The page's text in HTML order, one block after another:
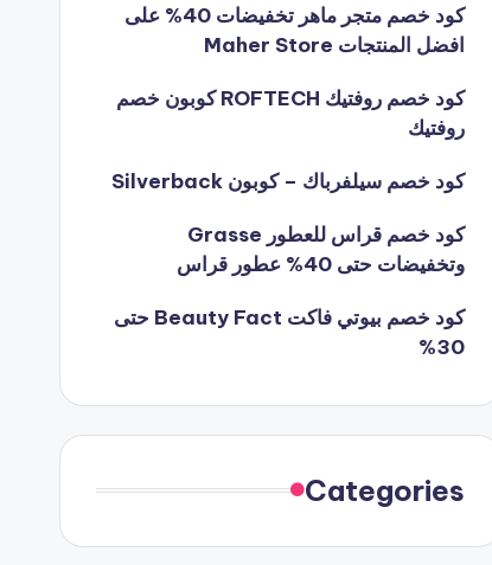
كود خصم متجر ماهر تخفيضات 40% على
افضل المنتجات Maher Store
كود خصم روفتيك ROFTECH كوبون خصم
روفتيك
كود خصم سيلفرباك – كوبون Silverback
كود خصم قراس للعطور Grasse
وتخفيضات حتى 40% عطور قراس
كود خصم بيوتي فاكت Beauty Fact حتى
30%
Categories